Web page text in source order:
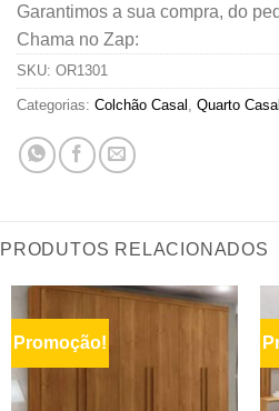
Garantimos a sua compra, do
Chama no Zap:
SKU: OR1301
Categorias: Colchão Casal Quarto Casal
PRODUTOS RELACIONADOS
Promoção!